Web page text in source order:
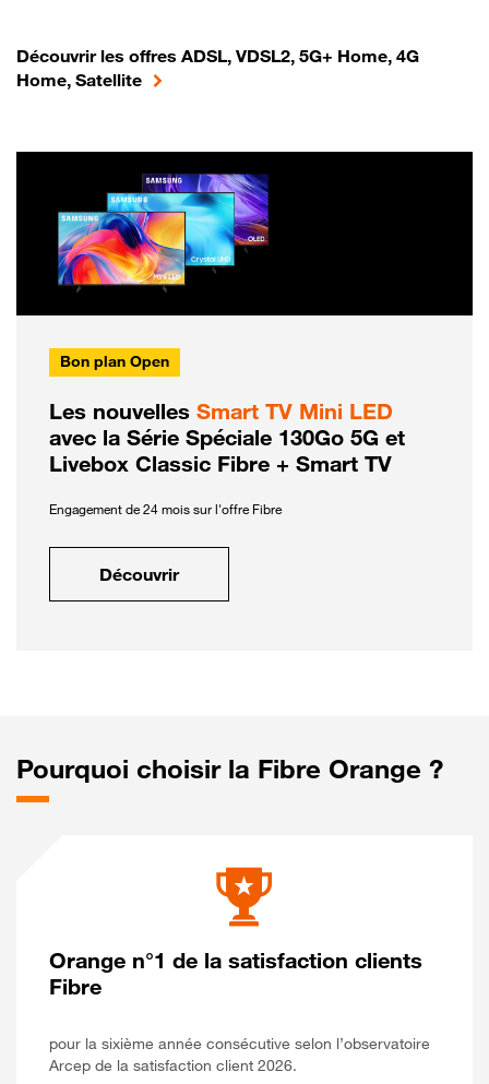
Découvrir les offres ADSL, VDSL2, 5G+ Home, 4G
Home, Satellite
Bon plan Open
Les nouvelles Smart TV Mini LED
avec la Série Spéciale 130Go 5G et
Livebox Classic Fibre + Smart TV
Engagement de 24 mois sur l'offre Fibre
Découvrir
Pourquoi choisir la Fibre Orange ?
Orange n°1 de la satisfaction clients
Fibre
pour la sixième année consécutive selon l’observatoire
Arcep de la satisfaction client 2026.